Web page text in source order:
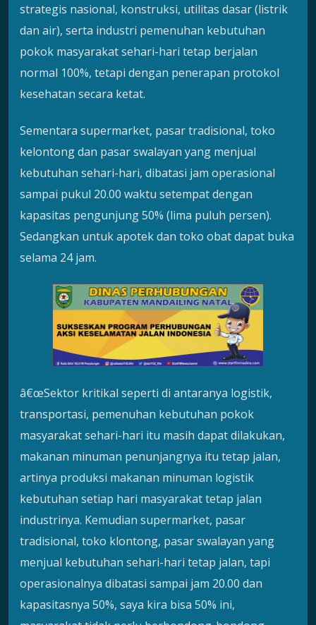
strategis nasional, konstruksi, utilitas dasar (listrik
dan air), serta industri pemenuhan kebutuhan
pokok masyarakat sehari-hari tetap berjalan
normal 100%, tetapi dengan penerapan protokol
kesehatan secara ketat.
Sementara supermarket, pasar tradisional, toko
kelontong dan pasar swalayan yang menjual
kebutuhan sehari-hari, dibatasi jam operasional
sampai pukul 20.00 waktu setempat dengan
kapasitas pengunjung 50% (lima puluh persen).
Sedangkan untuk apotek dan toko obat dapat buka
selama 24 jam.
â€œSektor kritikal seperti di antaranya logistik,
transportasi, pemenuhan kebutuhan pokok
masyarakat sehari-hari itu masih dapat dilakukan,
makanan minuman penunjangnya itu tetap jalan,
artinya produksi makanan minuman logistik
kebutuhan setiap hari masyarakat tetap jalan
industrinya. Kemudian supermarket, pasar
tradisional, toko klontong, pasar swalayan yang
menjual kebutuhan sehari-hari tetap jalan, tapi
operasionalnya dibatasi sampai jam 20.00 dan
kapasitasnya 50%, saya kira bisa 50% ini,